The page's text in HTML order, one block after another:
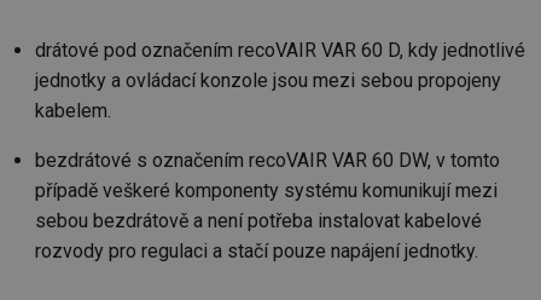
drátové pod označením recoVAIR VAR 60 D, kdy jednotlivé
jednotky a ovládací konzole jsou mezi sebou propojeny
kabelem.
bezdrátové s označením recoVAIR VAR 60 DW, v tomto
případě veškeré komponenty systému komunikují mezi
sebou bezdrátově a není potřeba instalovat kabelové
rozvody pro regulaci a stačí pouze napájení jednotky.